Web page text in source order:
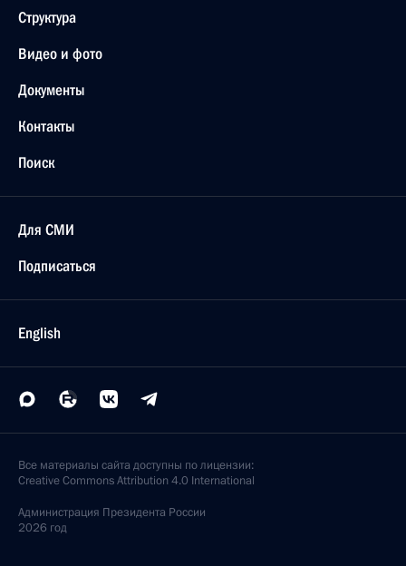
Структура
Видео и фото
Документы
Контакты
Поиск
Для СМИ
Подписаться
English
Все материалы сайта доступны по лицензии:
Creative Commons Attribution 4.0 International
Администрация Президента России
2026 год